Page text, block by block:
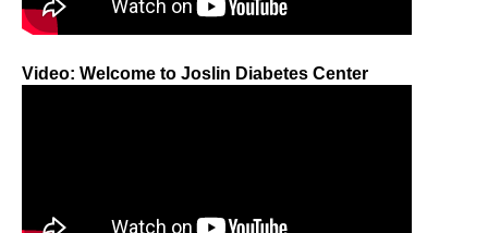
Video: Welcome to Joslin Diabetes Center